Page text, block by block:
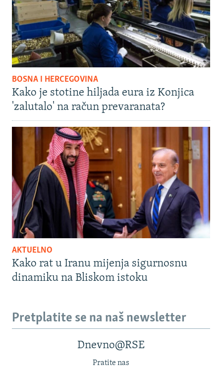
BOSNA I HERCEGOVINA
Kako je stotine hiljada eura iz Konjica
'zalutalo' na račun prevaranata?
AKTUELNO
Kako rat u Iranu mijenja sigurnosnu
dinamiku na Bliskom istoku
Pretplatite se na naš newsletter
Dnevno@RSE
Pratite nas